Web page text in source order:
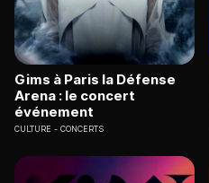
Gims à Paris la Défense
Arena : le concert
événement
CULTURE CONCERTS